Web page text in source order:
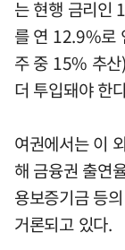
는 현행 금리인
를 연 12.9%로
주 중 15% 추
더 투입돼야 한
여권에서는 이
해 금융권 출연
용보증기금 등
거론되고 있다.